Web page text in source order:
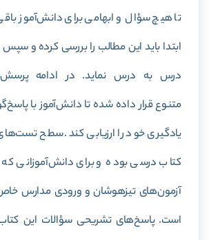
تا هیچ سؤال و ابهامی برای دانش‌آموز
ابتدا باید این مطالب را بررسی کرده و
درس به درس نماید. در ادامه‌
متنوع قرار داده شده تا دانش‌آموز با
یادگیری خود را ارزیابی کند. سطح تست‌های
کتاب درسی بوده و برای دانش‌آموزانی
آزمون‌های تیزهوشان و ورودی مدارس
است. پاسخ‌های تشریحی سؤالات این